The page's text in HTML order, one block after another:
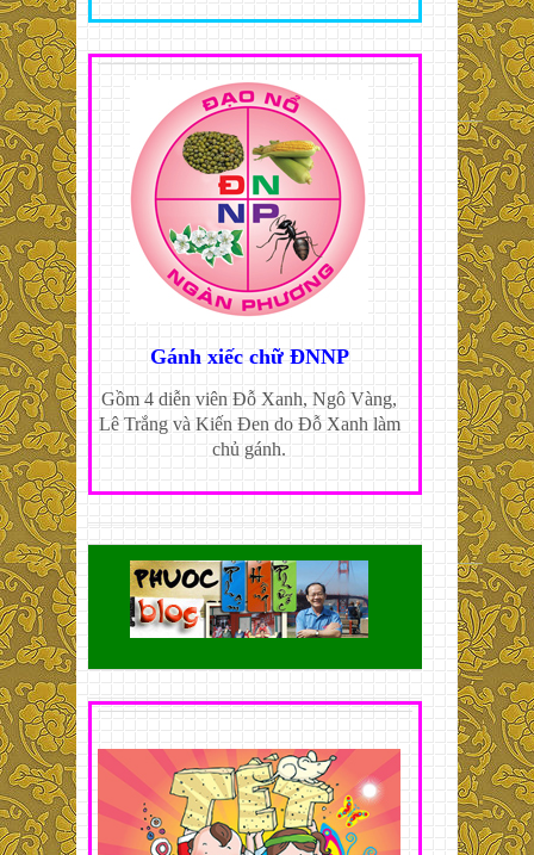
Gánh xiếc chữ ĐNNP
Gồm 4 diễn viên Đỗ Xanh, Ngô Vàng,
Lê Trắng và Kiến Đen do Đỗ Xanh làm
chủ gánh.